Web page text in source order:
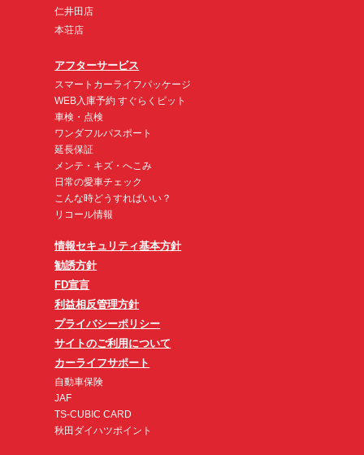
仁井田店
本荘店
アフターサービス
スマートカーライフパッケージ
WEB入庫予約 すぐらくピット
車検・点検
ワンダフルパスポート
延長保証
メンテ・キズ・へこみ
日常の愛車チェック
こんな時どうすればいい？
リコール情報
情報セキュリティ基本方針
勧誘方針
FD宣言
利益相反管理方針
プライバシーポリシー
サイトのご利用について
カーライフサポート
自動車保険
JAF
TS-CUBIC CARD
秋田ダイハツポイント